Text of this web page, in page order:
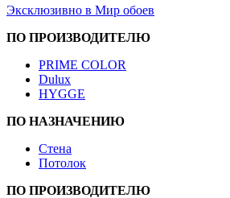
Эксклюзивно в Мир обоев
ПО ПРОИЗВОДИТЕЛЮ
PRIME COLOR
Dulux
HYGGE
ПО НАЗНАЧЕНИЮ
Стена
Потолок
ПО ПРОИЗВОДИТЕЛЮ